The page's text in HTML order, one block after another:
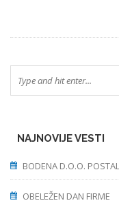
NAJNOVIJE VESTI
BODENA D.O.O.
OBELEŽEN DAN FIRME